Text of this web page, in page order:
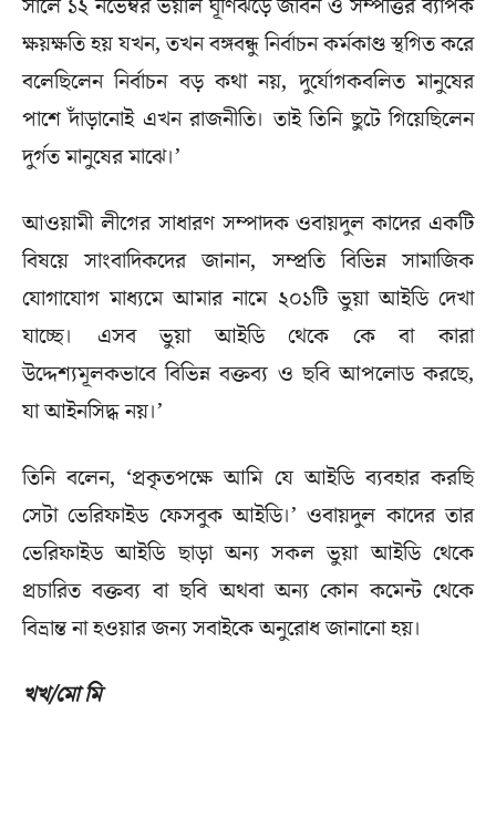
সালে ১২ নভেম্বর ভয়াল ঘূর্ণিঝড়ে জীবন ও সম্পত্তির ব্যাপক
ক্ষয়ক্ষতি হয় যখন, তখন বঙ্গবন্ধু নির্বাচন কর্মকাণ্ড স্থগিত করে
বলেছিলেন নির্বাচন বড় কথা নয়, দুর্যোগকবলিত মানুষের
পাশে দাঁড়ানোই এখন রাজনীতি। তাই তিনি ছুটে গিয়েছিলেন
দুর্গত মানুষের মাঝে।’
আওয়ামী লীগের সাধারণ সম্পাদক ওবায়দুল কাদের একটি
বিষয়ে সাংবাদিকদের জানান, সম্প্রতি বিভিন্ন সামাজিক
যোগাযোগ মাধ্যমে আমার নামে ২০১টি ভুয়া আইডি দেখা
যাচ্ছে। এসব ভুয়া আইডি থেকে কে বা কারা
উদ্দেশ্যমূলকভাবে বিভিন্ন বক্তব্য ও ছবি আপলোড করছে,
যা আইনসিদ্ধ নয়।’
তিনি বলেন, ‘প্রকৃতপক্ষে আমি যে আইডি ব্যবহার করছি
সেটা ভেরিফাইড ফেসবুক আইডি।’ ওবায়দুল কাদের তার
ভেরিফাইড আইডি ছাড়া অন্য সকল ভুয়া আইডি থেকে
প্রচারিত বক্তব্য বা ছবি অথবা অন্য কোন কমেন্ট থেকে
বিভ্রান্ত না হওয়ার জন্য সবাইকে অনুরোধ জানানো হয়।
খখ/মো মি